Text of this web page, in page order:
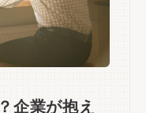
企業が抱え